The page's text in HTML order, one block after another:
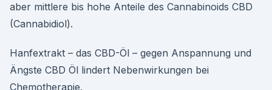
aber mittlere bis hohe Anteile des Cannabinoids CBD
(Cannabidiol).
Hanfextrakt – das CBD-Öl – gegen Anspannung und
Ängste CBD Öl lindert Nebenwirkungen bei
Chemotherapie.